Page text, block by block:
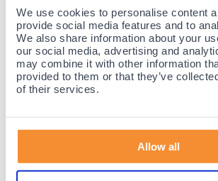
We use cookies to personalise content
provide social media features and to
We also share information about your
our social media, advertising and
may combine it with other information
provided to them or that they’ve
of their services.
Allow all
Gladiator sports ondertape Bandage - 8
rollen
17,
Gladiator
24,